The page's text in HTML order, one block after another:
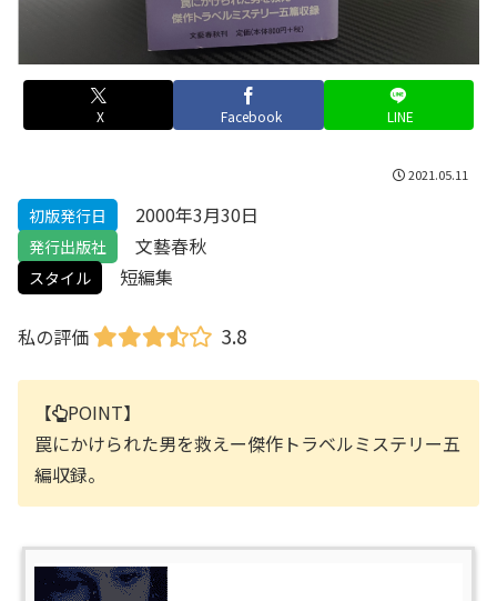
X Facebook LINE
2021.05.11
初版発行日 2000年3月30日
発行出版社 文藝春秋
スタイル 短編集
私の評価 3.8
【
POINT】
罠にかけられた男を救えー傑作トラベルミステリー五
編収録。